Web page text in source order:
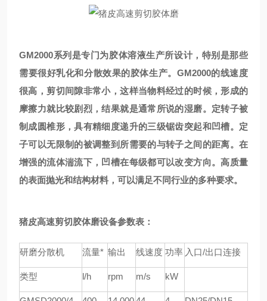
GM2000系列是专门为胶体溶液生产所设计，特别是那些
需要很好乳化和分散效果的胶体生产。GM2000的线速度
很高，剪切间隙非常小，这样当物料经过的时候，形成的
摩擦力就比较剧烈，结果就是通常所说的湿磨。定转子被
制成圆椎形，具有精细度递升的三级锯齿突起和凹槽。定
子可以无限制的被调整到所需要的与转子之间的距离。在
增强的流体湍流下，凹槽在每级都可以改变方向。高质量
的表面抛光和结构材料，可以满足不同行业的多种要求。
猪皮高速剪切胶体磨设备参数表：
研磨分散机 流量* 输出 线速度 功率 入口/出口连接
类型 l/h rpm m/s kW